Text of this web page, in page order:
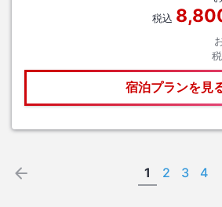
税込
宿泊プランを見
1 2 3 4